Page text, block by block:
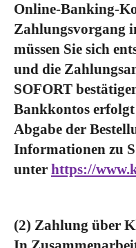
Online-Banking-
Zahlungsvorgang
müssen Sie sich
und die
SOFORT
Bankkontos
Abgabe der
Informationen zu
unter https://
(2) Zahlung über